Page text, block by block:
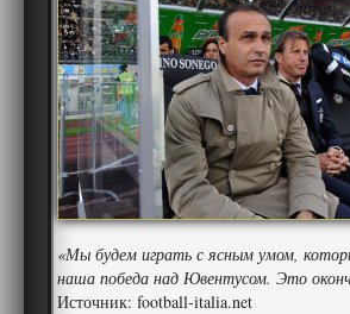
«Мы будем играть с ясным умом,
наша победа над Ювентусом. Это
Источник: football-italia.net